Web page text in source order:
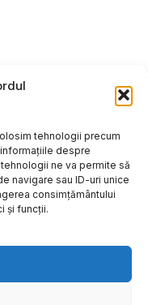
tehnologii precum
despre
ne va permite să
navigare sau ID-uri unice
consimțământului
și funcții.